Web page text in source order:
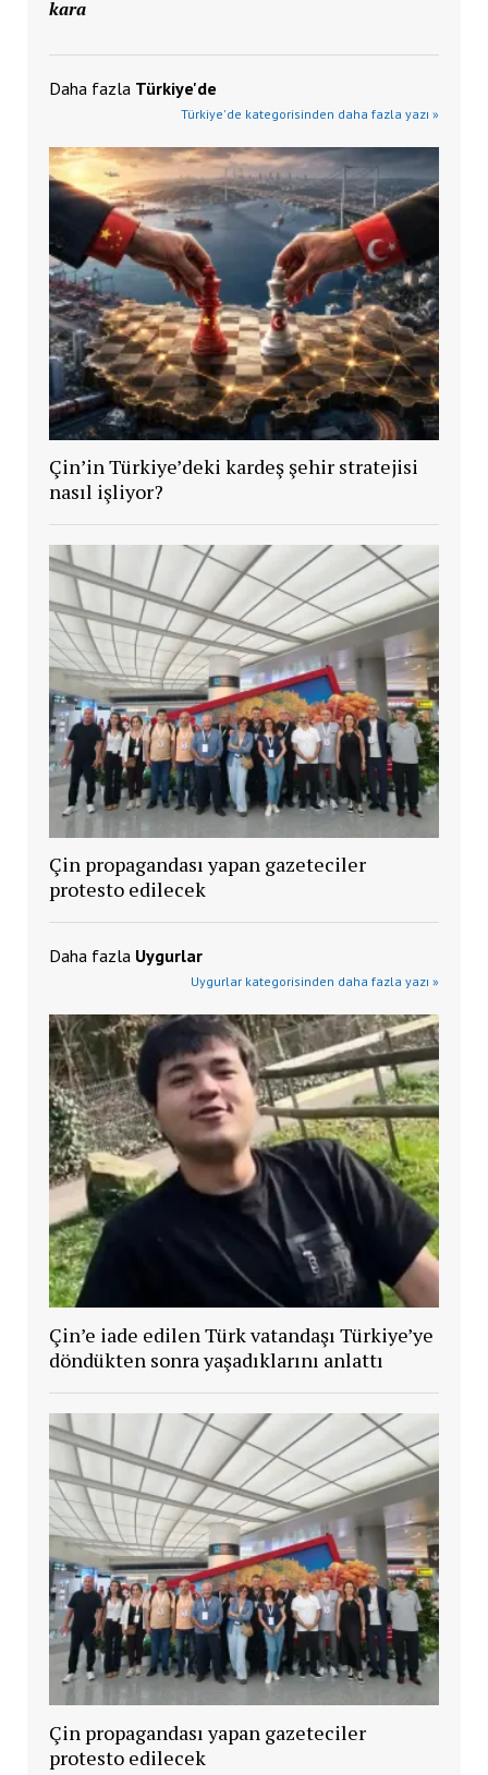
kara
Daha fazla Türkiye'de
Türkiye'de kategorisinden daha fazla yazı »
Çin’in Türkiye’deki kardeş şehir stratejisi
nasıl işliyor?
Çin propagandası yapan gazeteciler
protesto edilecek
Daha fazla Uygurlar
Uygurlar kategorisinden daha fazla yazı »
Çin’e iade edilen Türk vatandaşı Türkiye’ye
döndükten sonra yaşadıklarını anlattı
Çin propagandası yapan gazeteciler
protesto edilecek